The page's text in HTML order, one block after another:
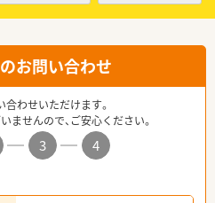
お問い合わせ
わせいただけます。
ませんので、ご安心ください。
3
4